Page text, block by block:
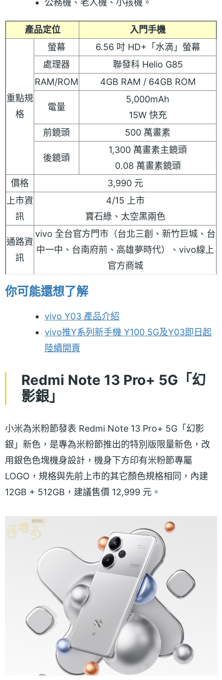
​公務機、老人機、小孩機。
產品定位 入門手機
重點規
格
螢幕
6.56 吋 HD+「水滴」螢幕
處理器
聯發科 Helio G85
RAM/ROM
4GB RAM / 64GB ROM
電量
5,000mAh
15W 快充
前鏡頭
500 萬畫素
後鏡頭
1,300 萬畫素主鏡頭
0.08 萬畫素鏡頭
價格
3,990 元
上市資
訊
4/15 上市
寶石綠、太空黑兩色
通路資
訊
vivo 全台官方門市（台北三創、新竹巨城、台
中一中、台南府前、高雄夢時代）、vivo線上
官方商城
你可能還想了解
vivo Y03 產品介紹
vivo推Y系列新手機 Y100 5G及Y03即日起
陸續開賣
Redmi Note 13 Pro+ 5G「幻
影銀」
小米為米粉節發表 Redmi Note 13 Pro+ 5G「幻影
銀」新色，是專為米粉節推出的特別版限量新色，改
用銀色色塊機身設計，機身下方印有米粉節專屬
LOGO，規格與先前上市的其它顏色規格相同，內建
12GB + 512GB，建議售價 12,999 元。